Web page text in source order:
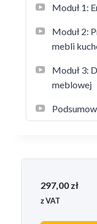
Moduł 1:
Moduł 2:
mebli
Moduł 3:
meblowej
297,00 zł
z VAT